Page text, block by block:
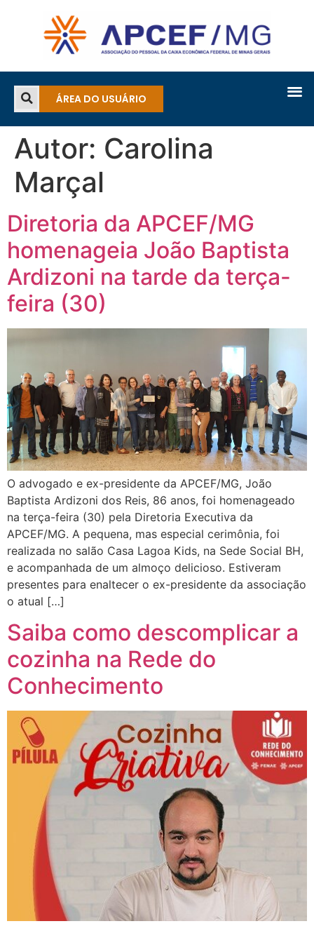
ÁREA DO USUÁRIO
Autor: Carolina
Marçal
Diretoria da APCEF/MG
homenageia João Baptista
Ardizoni na tarde da terça-
feira (30)
O advogado e ex-presidente da APCEF/MG, João
Baptista Ardizoni dos Reis, 86 anos, foi homenageado
na terça-feira (30) pela Diretoria Executiva da
APCEF/MG. A pequena, mas especial cerimônia, foi
realizada no salão Casa Lagoa Kids, na Sede Social BH,
e acompanhada de um almoço delicioso. Estiveram
presentes para enaltecer o ex-presidente da associação
o atual […]
Saiba como descomplicar a
cozinha na Rede do
Conhecimento